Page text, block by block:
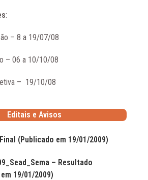
:
– 8 a 19/07/08
– 06 a 10/10/08
– 19/10/08
Editais e Avisos
(Publicado em 19/01/2009)
– Resultado
19/01/2009)